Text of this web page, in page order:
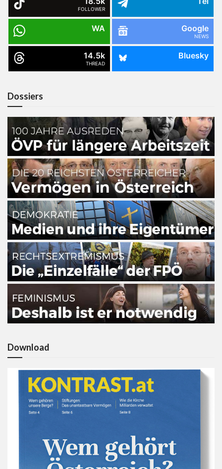
FOLLOWER
WA Google
NEWS
14.5k
THREAD
Bluesky
Dossiers
Download